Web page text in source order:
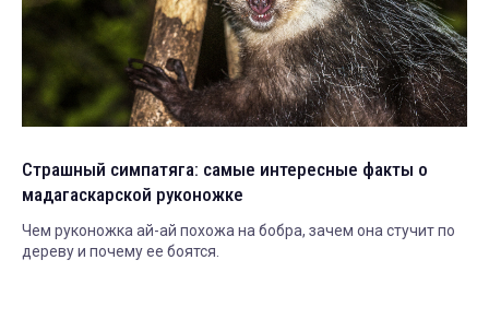
Страшный симпатяга: самые интересные факты о
мадагаскарской руконожке
Чем руконожка ай-ай похожа на бобра, зачем она стучит по
дереву и почему ее боятся.